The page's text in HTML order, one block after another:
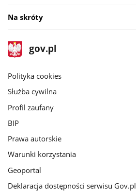
Na skróty
stopka
gov.pl
Strona
gov.pl
gov.pl
Polityka cookies
Służba cywilna
Profil zaufany
BIP
Prawa autorskie
Warunki korzystania
Geoportal
Deklaracja dostępności serwisu Gov.pl